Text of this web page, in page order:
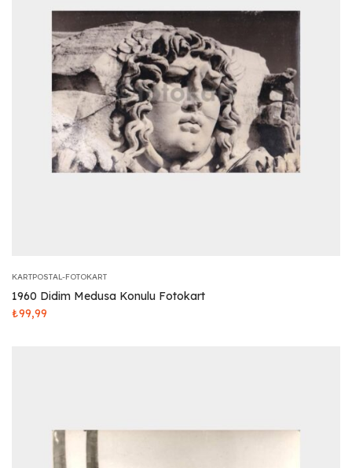
KARTPOSTAL-FOTOKART
1960 Didim Medusa Konulu Fotokart
₺99,99